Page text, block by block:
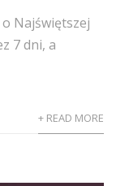
Najświętszej
7 dni, a
+ READ MORE